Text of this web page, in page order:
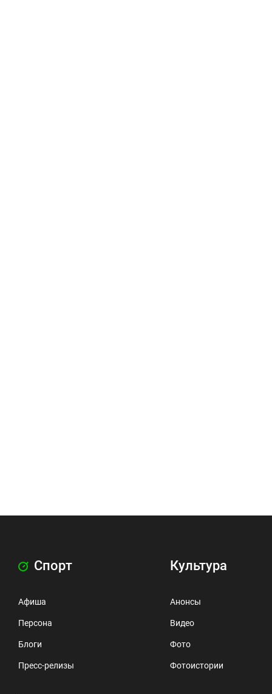
Спорт
Афиша
Персона
Блоги
Пресс-релизы
Культура
Анонсы
Видео
Фото
Фотоистории